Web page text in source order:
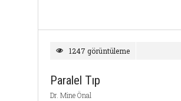
1247 görüntüleme
Paralel Tıp
Dr. Mine Önal